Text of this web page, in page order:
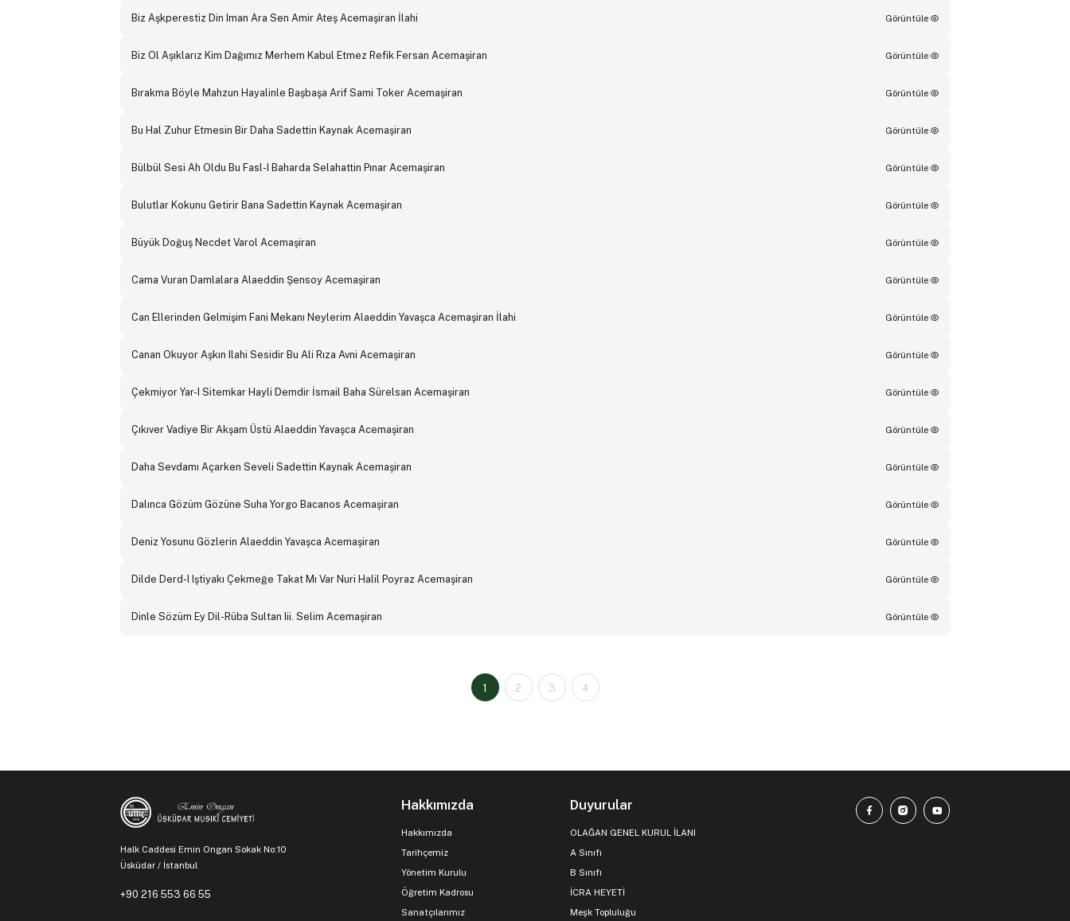
Biz Aşkperestiz Din Iman Ara Sen Amir Ateş Acemaşiran İlahi Görüntüle
Biz Ol Aşıklarız Kim Dağımız Merhem Kabul Etmez Refik Fersan Acemaşiran Görüntüle
Bırakma Böyle Mahzun Hayalinle Başbaşa Arif Sami Toker Acemaşiran Görüntüle
Bu Hal Zuhur Etmesin Bir Daha Sadettin Kaynak Acemaşiran Görüntüle
Bülbül Sesi Ah Oldu Bu Fasl-I Baharda Selahattin Pınar Acemaşiran Görüntüle
Bulutlar Kokunu Getirir Bana Sadettin Kaynak Acemaşiran Görüntüle
Büyük Doğuş Necdet Varol Acemaşiran Görüntüle
Cama Vuran Damlalara Alaeddin Şensoy Acemaşiran Görüntüle
Can Ellerinden Gelmişim Fani Mekanı Neylerim Alaeddin Yavaşca Acemaşiran İlahi Görüntüle
Canan Okuyor Aşkın Ilahi Sesidir Bu Ali Rıza Avni Acemaşiran Görüntüle
Çekmiyor Yar-I Sitemkar Hayli Demdir İsmail Baha Sürelsan Acemaşiran Görüntüle
Çıkıver Vadiye Bir Akşam Üstü Alaeddin Yavaşca Acemaşiran Görüntüle
Daha Sevdamı Açarken Seveli Sadettin Kaynak Acemaşiran Görüntüle
Dalınca Gözüm Gözüne Suha Yorgo Bacanos Acemaşiran Görüntüle
Deniz Yosunu Gözlerin Alaeddin Yavaşca Acemaşiran Görüntüle
Dilde Derd-I Iştiyakı Çekmeğe Takat Mı Var Nuri Halil Poyraz Acemaşiran Görüntüle
Dinle Sözüm Ey Dil-Rüba Sultan Iii. Selim Acemaşiran Görüntüle
1 2 3 4
Halk Caddesi Emin Ongan Sokak No:10
Üsküdar / İstanbul
+90 216 553 66 55
Hakkımızda
Hakkımızda
Tarihçemiz
Yönetim Kurulu
Öğretim Kadrosu
Sanatçılarımız
Duyurular
OLAĞAN GENEL KURUL İLANI
A Sınıfı
B Sınıfı
İCRA HEYETİ
Meşk Topluluğu